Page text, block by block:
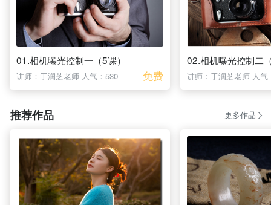
01.相机曝光控制一（5课）
讲师：于润芝老师 人气：530 免费
02.相机曝光控制二
讲师：于润芝老师 人气
推荐作品 更多作品